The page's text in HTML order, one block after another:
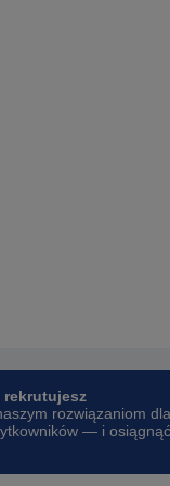
rekrutujesz
rozwiązaniom dla
— i osiągnąć